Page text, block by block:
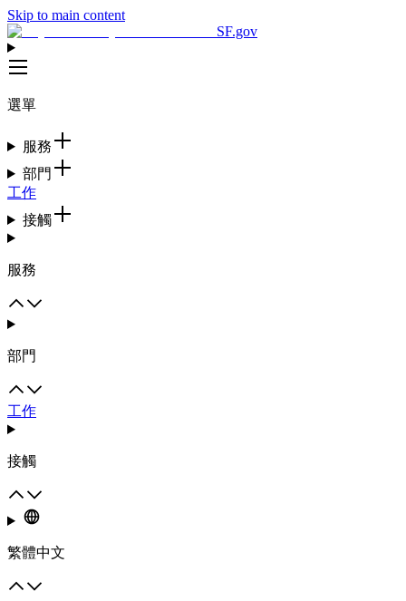
Skip to main content
SF.gov
選單
服務
部門
工作
接觸
服務
部門
工作
接觸
繁體中文